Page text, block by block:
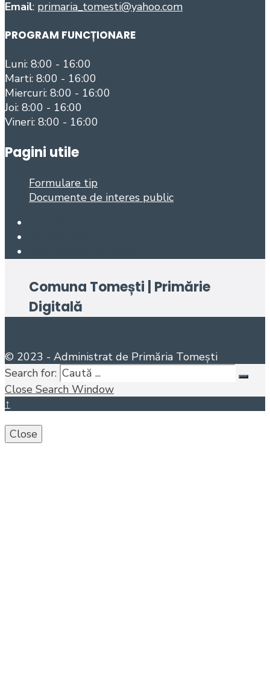
Email: primaria_tomesti@yahoo.com
PROGRAM FUNCȚIONARE
Luni: 8:00 - 16:00
Marti: 8:00 - 16:00
Miercuri: 8:00 - 16:00
Joi: 8:00 - 16:00
Vineri: 8:00 - 16:00
Pagini utile
Formulare tip
Documente de interes public
Comuna Tomești | Primărie
Digitală
© 2023 - Administrat de Primăria Tomești
Search for:
Close Search Window
↑
Close